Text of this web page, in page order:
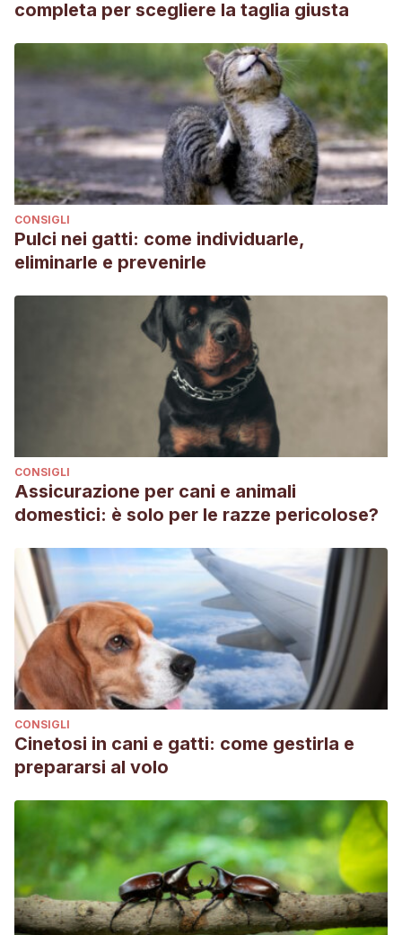
completa per scegliere la taglia giusta
CONSIGLI
Pulci nei gatti: come individuarle,
eliminarle e prevenirle
CONSIGLI
Assicurazione per cani e animali
domestici: è solo per le razze pericolose?
CONSIGLI
Cinetosi in cani e gatti: come gestirla e
prepararsi al volo